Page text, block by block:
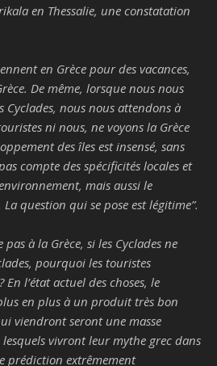
en Thessalie, une constatation
en Grèce pour des vacances,
De même, lorsque nous nous
Cyclades, nous nous attendons à
ni nous, ne voyons la Grèce
des îles est insensé, sans
compte des spécificités locales et
mais aussi le
question qui se pose est légitime”.
pas à la Grèce, si les Cyclades ne
pourquoi les touristes
l’état actuel des choses, le
en plus à un produit très bon
viendront seront une masse
lesquels vivront leur mythe grec dans
prédiction extrêmement